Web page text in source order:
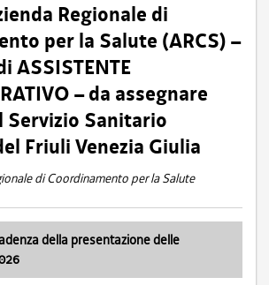
Regionale di
per la Salute (ARCS) –
ASSISTENTE
– da assegnare
Servizio Sanitario
Friuli Venezia Giulia
di Coordinamento per la Salute
della presentazione delle